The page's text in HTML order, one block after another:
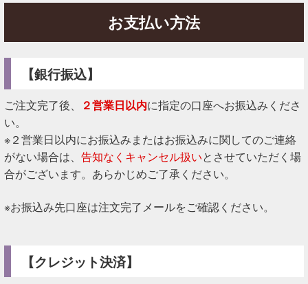
お支払い方法
【銀行振込】
ご注文完了後、 ２営業日以内に指定の口座へお振込みくださ
い。
※２営業日以内にお振込みまたはお振込みに関してのご連絡
がない場合は、 告知なくキャンセル扱いとさせていただく場
合がございます。あらかじめご了承ください。
※お振込み先口座は注文完了メールをご確認ください。
【クレジット決済】